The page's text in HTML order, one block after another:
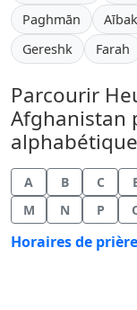
Paghmān
Aībak
Gereshk
Farah
Parcourir
Afghanistan
A B C
M
N P
Horaires de